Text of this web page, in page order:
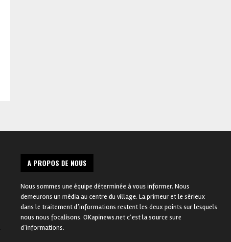
A PROPOS DE NOUS
Nous sommes une équipe déterminée à vous informer. Nous
demeurons un média au centre du village. La primeur et le sérieux
dans le traitement d’informations restent les deux points sur lesquels
nous nous focalisons. OKapinews.net c’est la source sure
d’informations.